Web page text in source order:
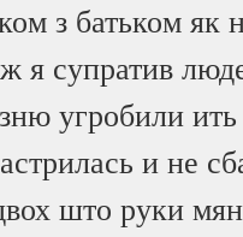
з батьком як
я супратив
угробили
и не
што руки